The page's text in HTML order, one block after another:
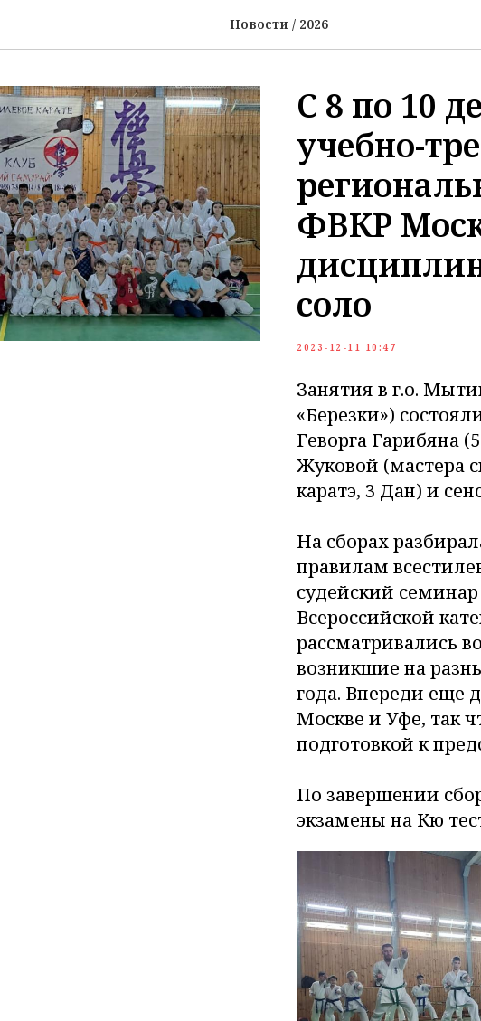
Новости / 2026
С 8 по 10
учебно-
ФВКР
соло
2023-12-11 10:47
Занятия в г.о.
«Березки»)
Геворга Гарибяна
Жуковой (мастера
каратэ, 3 Дан) и
На сборах
правилам
судейский
Всероссийской
рассматривались
возникшие на
года. Впереди еще
Москве и Уфе, так
подготовкой к
По завершении
экзамены на Кю